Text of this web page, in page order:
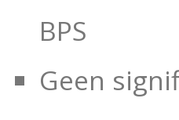
BPS
Geen